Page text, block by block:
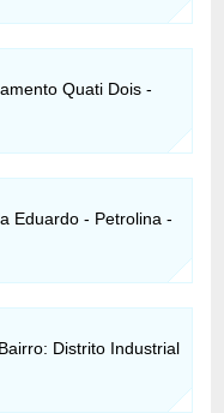
Quati Dois -
Eduardo - Petrolina -
Distrito Industrial